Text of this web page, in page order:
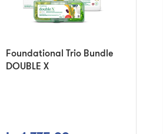
Foundational Trio Bundle
DOUBLE X